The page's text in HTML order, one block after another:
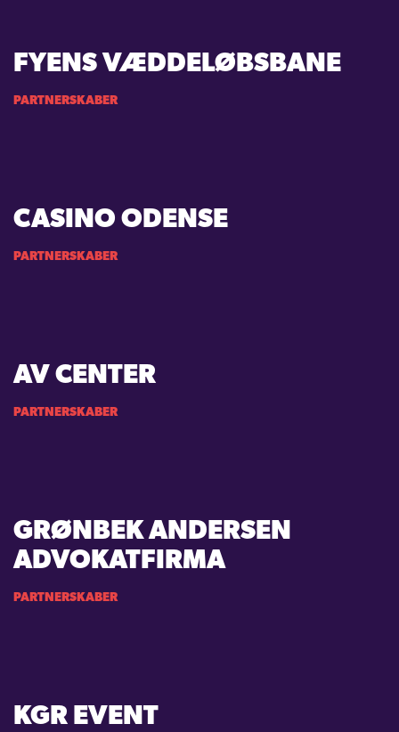
FYENS VÆDDELØBSBANE
PARTNERSKABER
CASINO ODENSE
PARTNERSKABER
AV CENTER
PARTNERSKABER
GRØNBEK ANDERSEN
ADVOKATFIRMA
PARTNERSKABER
KGR EVENT